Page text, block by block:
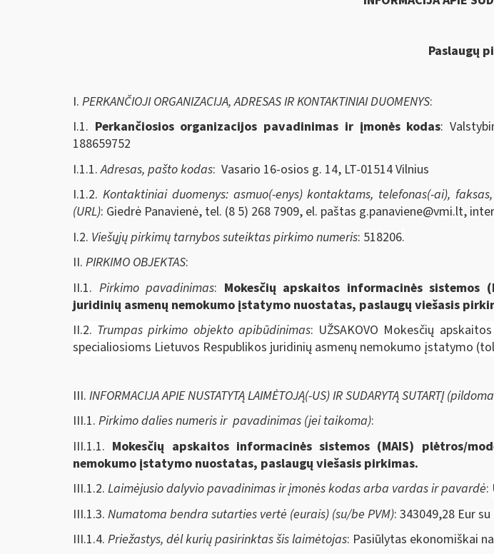
Paslaugų
I. PERKANČIOJI ORGANIZACIJA, ADRESAS IR KONTAKTINIAI DUOMENYS:
I.1. Perkančiosios organizacijos pavadinimas ir įmonės kodas:
188659752
I.1.1.Adresas, pašto kodas: Vasario 16-osios g. 14, LT-01514 Vilnius
I.1.2. Kontaktiniai duomenys: asmuo(-enys) kontaktams, telefonas(-ai),
(URL): Giedrė Panavienė, tel. (8 5) 268 7909, el. paštas g.panaviene@vmi.lt,
I.2. Viešųjų pirkimų tarnybos suteiktas pirkimo numeris: 518206.
II. PIRKIMO OBJEKTAS:
II.1. Pirkimo pavadinimas: Mokesčių apskaitos informacinės sistemos
juridinių asmenų nemokumo įstatymo nuostatas, paslaugų viešasis
II.2. Trumpas pirkimo objekto apibūdinimas: UŽSAKOVO Mokesčių
specialiosioms Lietuvos Respublikos juridinių asmenų nemokumo įstatymo
III. INFORMACIJA APIE NUSTATYTĄ LAIMĖTOJĄ(-US) IR SUDARYTĄ SUTARTĮ
III.1. Pirkimo dalies numeris ir pavadinimas (jei taikoma):
III.1.1. Mokesčių apskaitos informacinės sistemos (MAIS) plėtros/
nemokumo įstatymo nuostatas, paslaugų viešasis pirkimas.
III.1.2. Laimėjusio dalyvio pavadinimas ir įmonės kodas arba vardas ir pavardė:
III.1.3. Numatoma bendra sutarties vertė (eurais) (su/be PVM): 343049,28 Eur su
III.1.4. Priežastys, dėl kurių pasirinktas šis laimėtojas: Pasiūlytas ekonomiškai